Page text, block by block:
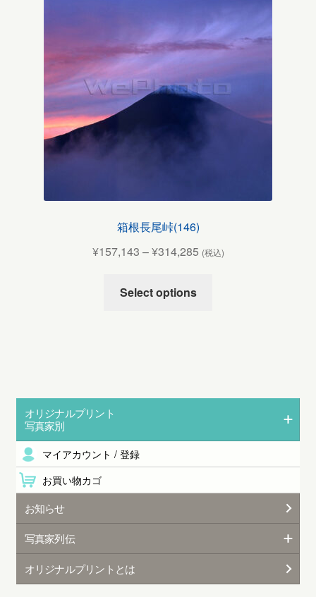
箱根長尾峠(146)
¥157,143 –¥314,285 (税込)
Select options
オリジナルプリント
写真家別
マイアカウント / 登録
お買い物カゴ
お知らせ
写真家列伝
オリジナルプリントとは